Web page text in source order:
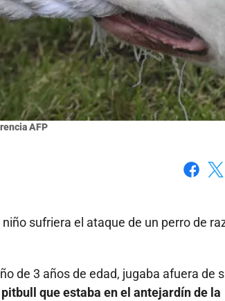
AFP
sufriera el ataque de un perro de
de 3 años de edad, jugaba afuera de
que estaba en el antejardín de la